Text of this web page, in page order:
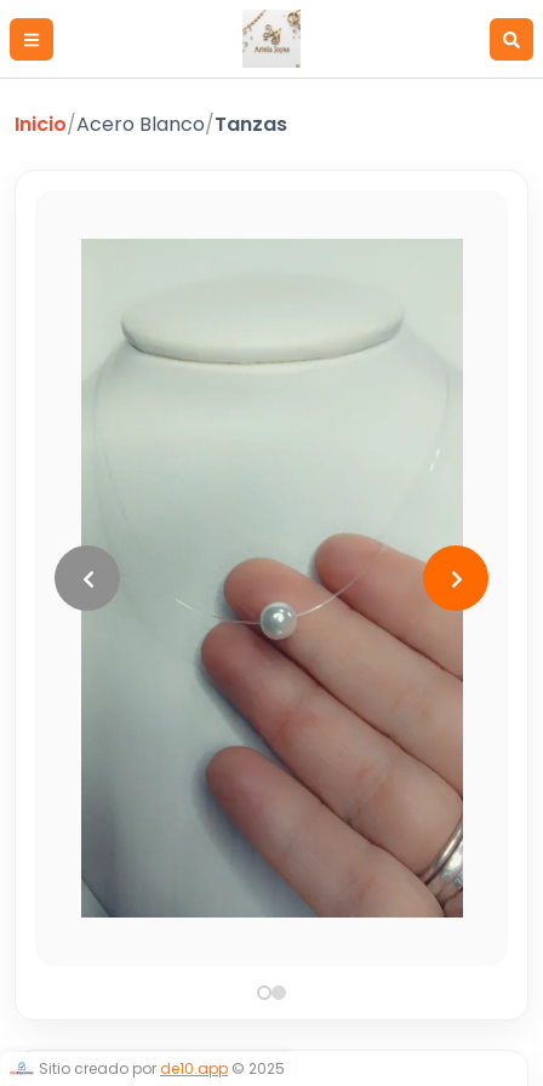
Inicio/Acero Blanco/Tanzas
Sitio creado porde10.app © 2025